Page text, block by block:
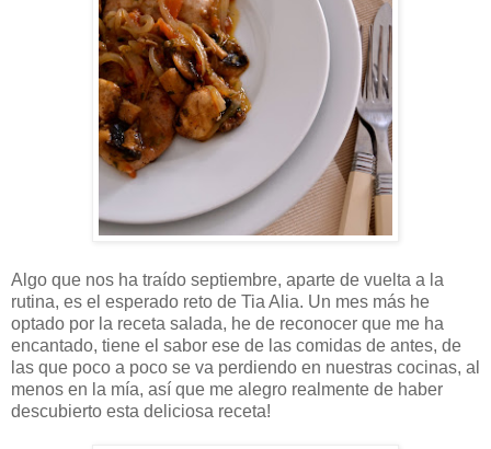
Algo que nos ha traído septiembre, aparte de vuelta a la
rutina, es el esperado reto de Tia Alia. Un mes más he
optado por la receta salada, he de reconocer que me ha
encantado, tiene el sabor ese de las comidas de antes, de
las que poco a poco se va perdiendo en nuestras cocinas, al
menos en la mía, así que me alegro realmente de haber
descubierto esta deliciosa receta!